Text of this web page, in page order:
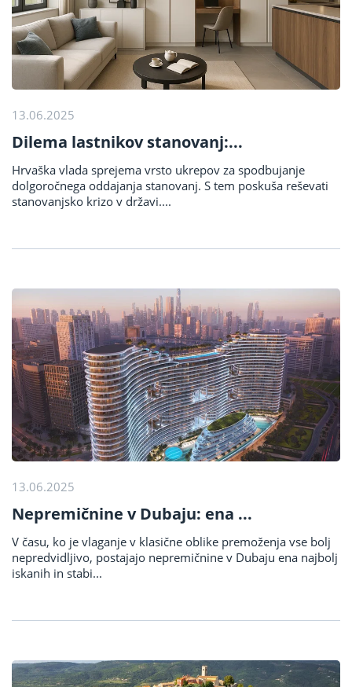
13.06.2025
Dilema lastnikov stanovanj:...
Hrvaška vlada sprejema vrsto ukrepov za spodbujanje
dolgoročnega oddajanja stanovanj. S tem poskuša reševati
stanovanjsko krizo v državi....
13.06.2025
Nepremičnine v Dubaju: ena ...
V času, ko je vlaganje v klasične oblike premoženja vse bolj
nepredvidljivo, postajajo nepremičnine v Dubaju ena najbolj
iskanih in stabi...